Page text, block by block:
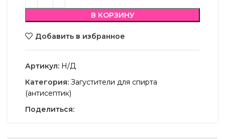
В КОРЗИНУ
Добавить в избранное
Артикул: Н/Д
Категория: Загустители для спирта
(антисептик)
Поделиться: